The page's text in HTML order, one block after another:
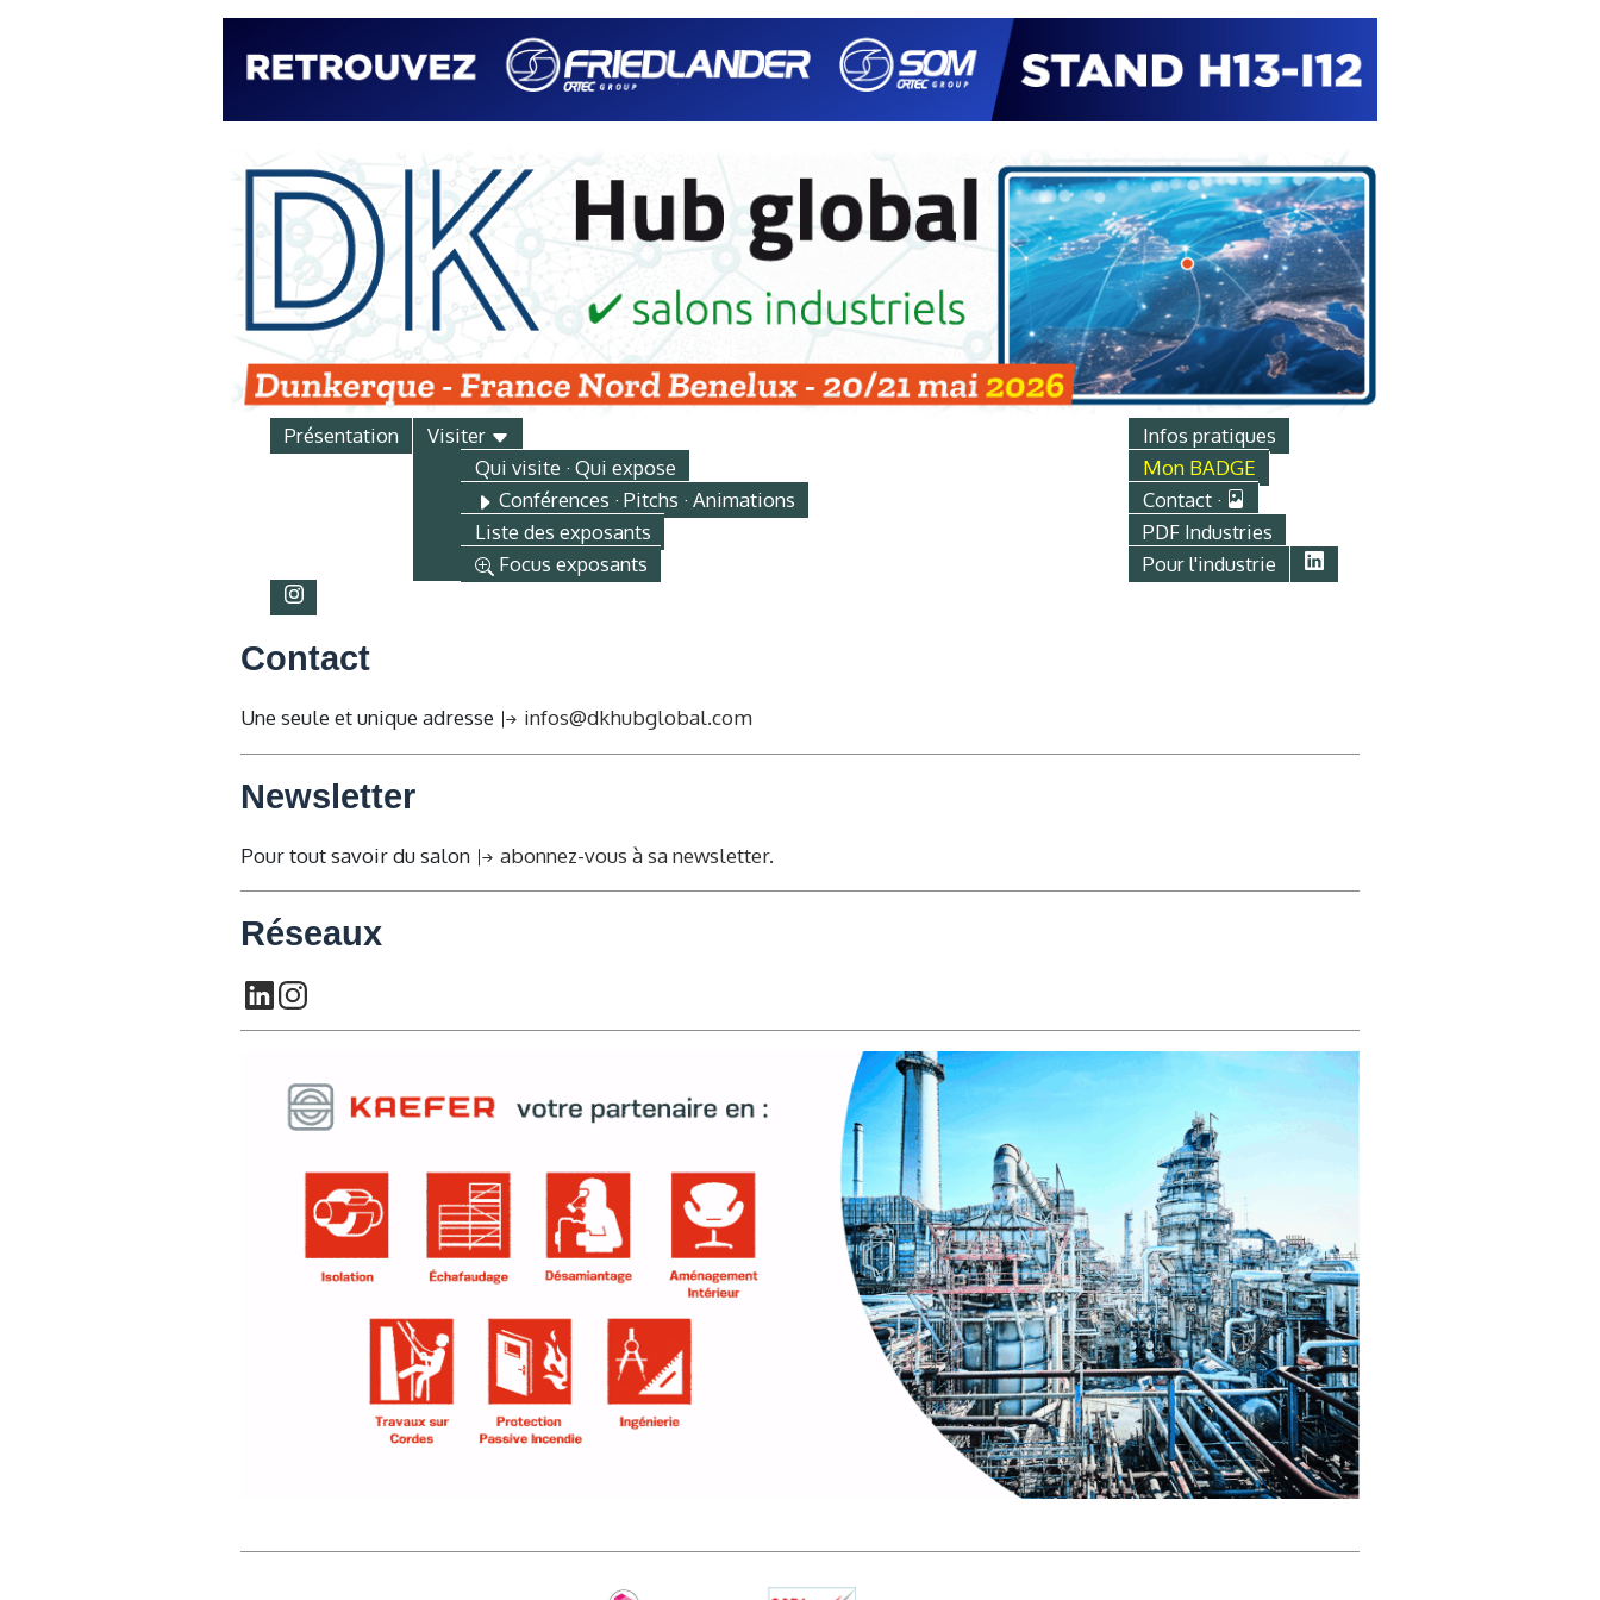
Présentation
Visiter
Qui visite · Qui expose
Conférences · Pitchs · Animations
Liste des exposants
Focus exposants
Infos pratiques
Mon BADGE
Contact ·
PDF Industries
Pour l'industrie
Contact
Une seule et unique adresse infos@dkhubglobal.com
Newsletter
Pour tout savoir du salon abonnez-vous à sa newsletter.
Réseaux